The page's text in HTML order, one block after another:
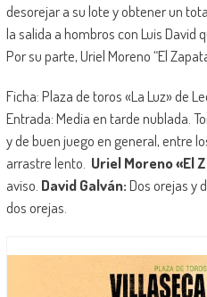
desorejar a su lote y obtener un
la salida a hombros con Luis David
Por su parte, Uriel Moreno “El
Ficha: Plaza de toros «La Luz» de
Entrada: Media en tarde nublada.
y de buen juego en general, entre
arrastre lento. Uriel Moreno «El
aviso. David Galván:Dos orejas y
dos orejas.